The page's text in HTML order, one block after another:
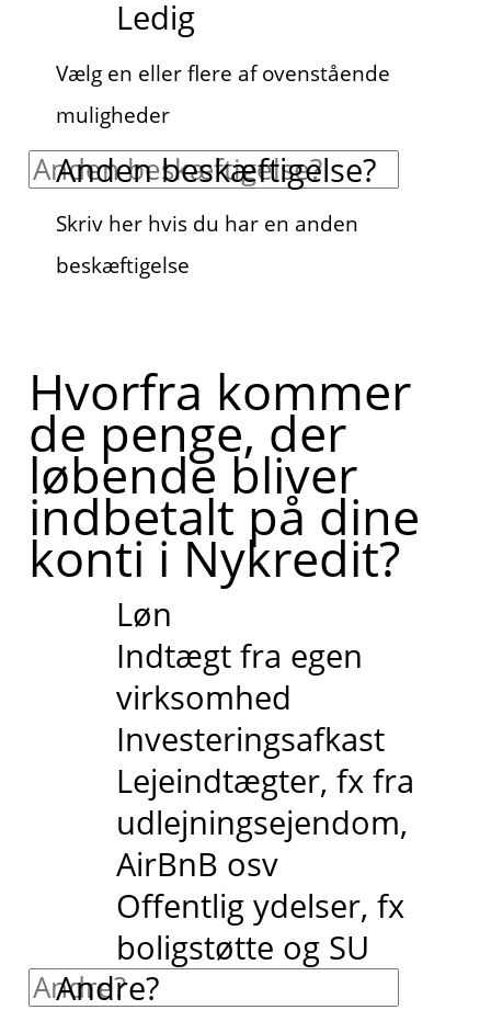
Ledig
Vælg en eller flere af ovenstående
muligheder
Anden beskæftigelse?
Skriv her hvis du har en anden
beskæftigelse
Hvorfra kommer
de penge, der
løbende bliver
indbetalt på dine
konti i Nykredit?
Løn
Indtægt fra egen
virksomhed
Investeringsafkast
Lejeindtægter, fx fra
udlejningsejendom,
AirBnB osv
Offentlig ydelser, fx
boligstøtte og SU
Andre?